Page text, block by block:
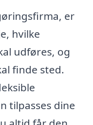
er
hvilke
udføres, og
finde sted.
tilpasses dine